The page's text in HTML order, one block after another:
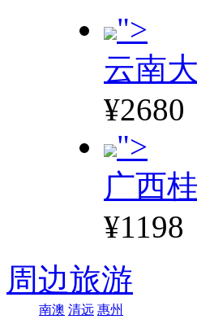
">
云南
¥2680
">
广西
¥1198
周边旅游
南澳 清远 惠州